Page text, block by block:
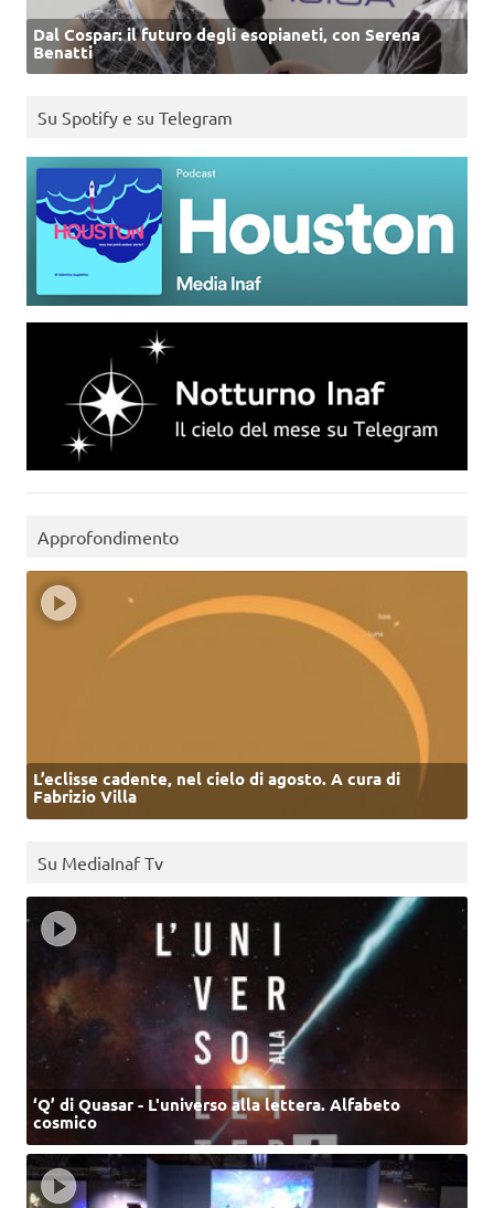
Dal Cospar: il futuro degli esopianeti, con Serena
Benatti
Su Spotify e su Telegram
Approfondimento
L’eclisse cadente, nel cielo di agosto. A cura di
Fabrizio Villa
Su MediaInaf Tv
‘Q’ di Quasar - L'universo alla lettera. Alfabeto
cosmico